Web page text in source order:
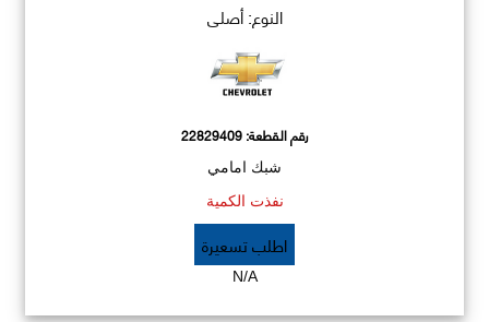
النوع: أصلي
رقم القطعة:22829409
شبك امامي
نفذت الكمية
اطلب تسعيرة
N/A